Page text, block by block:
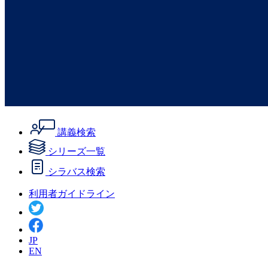
講義検索
シリーズ一覧
シラバス検索
利用者ガイドライン
JP
EN